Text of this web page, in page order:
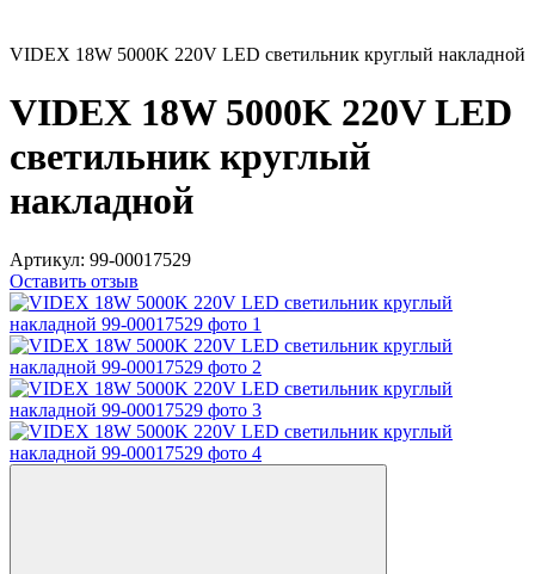
VIDEX 18W 5000K 220V LED светильник круглый накладной
VIDEX 18W 5000K 220V LED
светильник круглый
накладной
Артикул: 99-00017529
Оставить отзыв